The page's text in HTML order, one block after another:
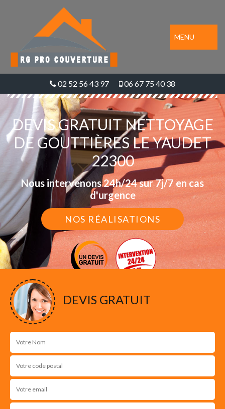
MENU
02 52 56 43 97 06 67 75 40 38
DEVIS GRATUIT NETTOYAGE
DE GOUTTIÈRES LE YAUDET
22300
Nous intervenons 24h/24 sur 7j/7 en cas
d'urgence
NOS RÉALISATIONS
DEVIS GRATUIT